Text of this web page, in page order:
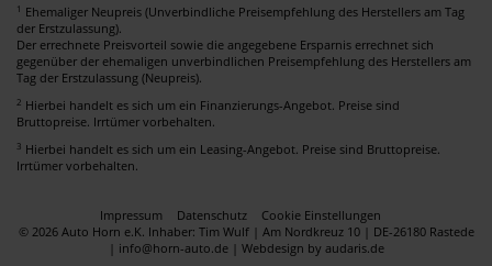
1 Ehemaliger Neupreis (Unverbindliche Preisempfehlung des Herstellers am Tag
der Erstzulassung).
Der errechnete Preisvorteil sowie die angegebene Ersparnis errechnet sich
gegenüber der ehemaligen unverbindlichen Preisempfehlung des Herstellers am
Tag der Erstzulassung (Neupreis).
2 Hierbei handelt es sich um ein Finanzierungs-Angebot. Preise sind
Bruttopreise. Irrtümer vorbehalten.
3 Hierbei handelt es sich um ein Leasing-Angebot. Preise sind Bruttopreise.
Irrtümer vorbehalten.
Impressum Datenschutz
Cookie Einstellungen
© 2026 Auto Horn e.K. Inhaber: Tim Wulf | Am Nordkreuz 10 | DE-26180 Rastede
| info@horn-auto.de | Webdesign by audaris.de